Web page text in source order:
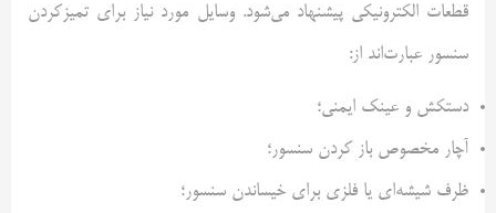
قطعات الکترونیکی پیشنهاد می‌شود. وسایل مورد نیاز برای تمیزکردن
سنسور عبارت‌اند از:
دستکش و عینک ایمنی؛
آچار مخصوص باز کردن سنسور؛
ظرف شیشه‌ای یا فلزی برای خیساندن سنسور؛